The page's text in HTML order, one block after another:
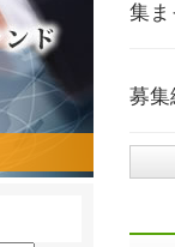
集ま
募集